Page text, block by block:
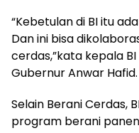
“Kebetulan di BI itu
Dan ini bisa
cerdas,”kata kepala
Gubernur Anwar Hafid.
Selain Berani Cerdas,
program berani